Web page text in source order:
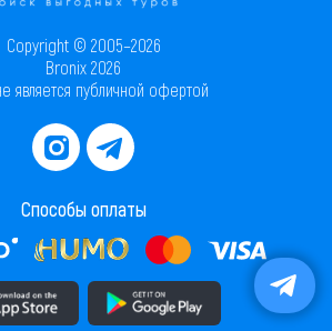
Copyright © 2005–2026
Bronix 2026
является публичной офертой
Способы оплаты
Скачать приложение в AppStore Скачать приложение в PlayMarket